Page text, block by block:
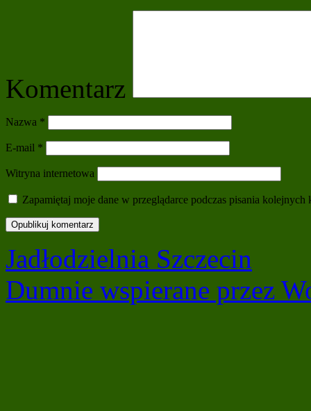
Komentarz
Nazwa *
E-mail *
Witryna internetowa
Zapamiętaj moje dane w przeglądarce podczas pisania kolejnych
Jadłodzielnia Szczecin
Dumnie wspierane przez